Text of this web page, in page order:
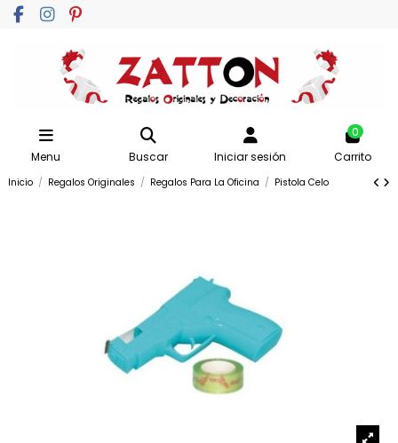
Menu Buscar Iniciar sesión
0
Carrito
Inicio Regalos Originales Regalos Para La Oficina Pistola Celo